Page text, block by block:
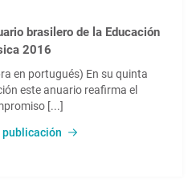
brasilero de la Educación
2016
en portugués) En su quinta
este anuario reafirma el
[...]
publicación